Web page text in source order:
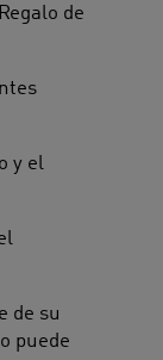
de
y el
de su
puede